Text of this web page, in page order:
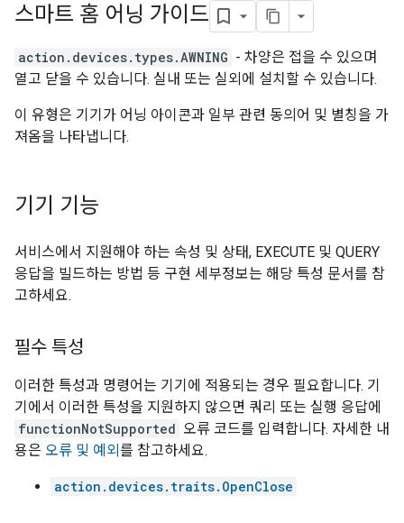
스마트 홈 어닝 가이드
action.devices.types.AWNING - 차양은 접을 수 있으며
열고 닫을 수 있습니다. 실내 또는 실외에 설치할 수 있습니다.
이 유형은 기기가 어닝 아이콘과 일부 관련 동의어 및 별칭을 가
져옴을 나타냅니다.
기기 기능
서비스에서 지원해야 하는 속성 및 상태, EXECUTE 및 QUERY
응답을 빌드하는 방법 등 구현 세부정보는 해당 특성 문서를 참
고하세요.
필수 특성
이러한 특성과 명령어는 기기에 적용되는 경우 필요합니다. 기
기에서 이러한 특성을 지원하지 않으면 쿼리 또는 실행 응답에
functionNotSupported 오류 코드를 입력합니다. 자세한 내
용은 오류 및 예외 를 참고하세요.
action.devices.traits.OpenClose